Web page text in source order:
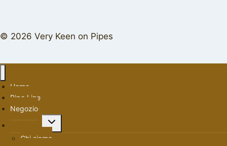
© 2026 Very Keen on Pipes
Home
Pipe Line
Negozio
Alterna
menu
Chi siamo